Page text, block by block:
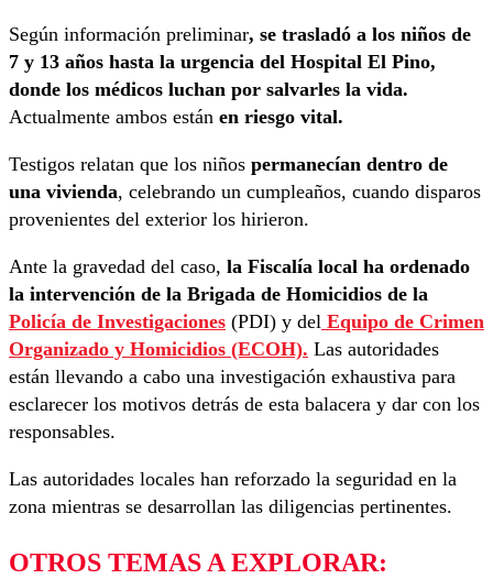
Según información preliminar, se trasladó a los niños de
7 y 13 años hasta la urgencia del Hospital El Pino,
donde los médicos luchan por salvarles la vida.
Actualmente ambos están en riesgo vital.
Testigos relatan que los niños permanecían dentro de
una vivienda, celebrando un cumpleaños, cuando disparos
provenientes del exterior los hirieron.
Ante la gravedad del caso, la Fiscalía local ha ordenado
la intervención de la Brigada de Homicidios de la
Policía de Investigaciones (PDI) y del Equipo de Crimen
Organizado y Homicidios (ECOH). Las autoridades
están llevando a cabo una investigación exhaustiva para
esclarecer los motivos detrás de esta balacera y dar con los
responsables.
Las autoridades locales han reforzado la seguridad en la
zona mientras se desarrollan las diligencias pertinentes.
OTROS TEMAS A EXPLORAR: